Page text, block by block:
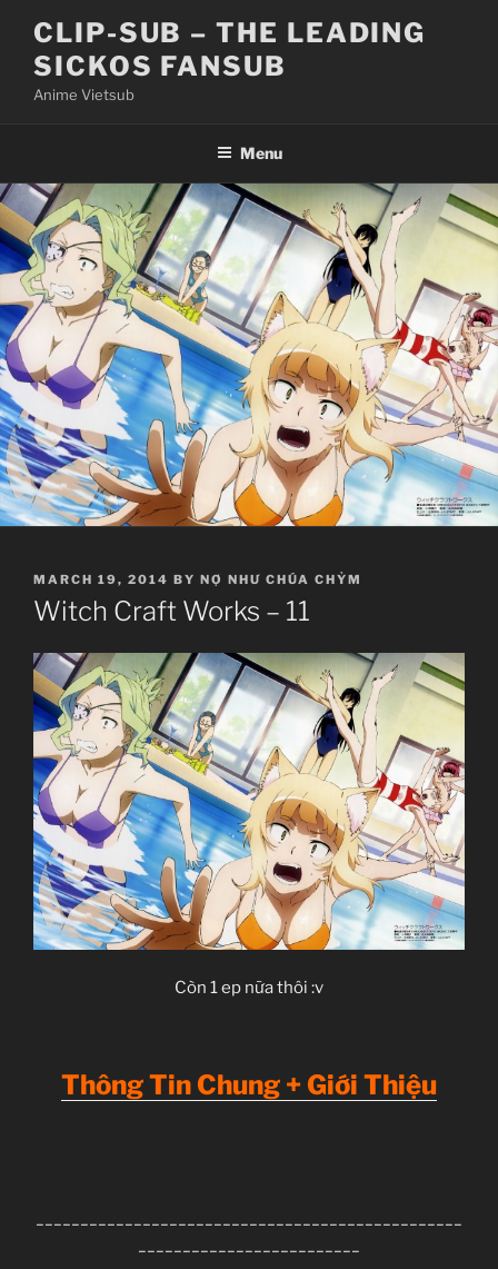
content
CLIP-SUB – THE LEADING
SICKOS FANSUB
Anime Vietsub
Menu
POSTED
ON
MARCH 19, 2014 BY NỢ NHƯ CHÚA CHỶM
Witch Craft Works – 11
Còn 1 ep nữa thôi :v
Thông Tin Chung + Giới Thiệu